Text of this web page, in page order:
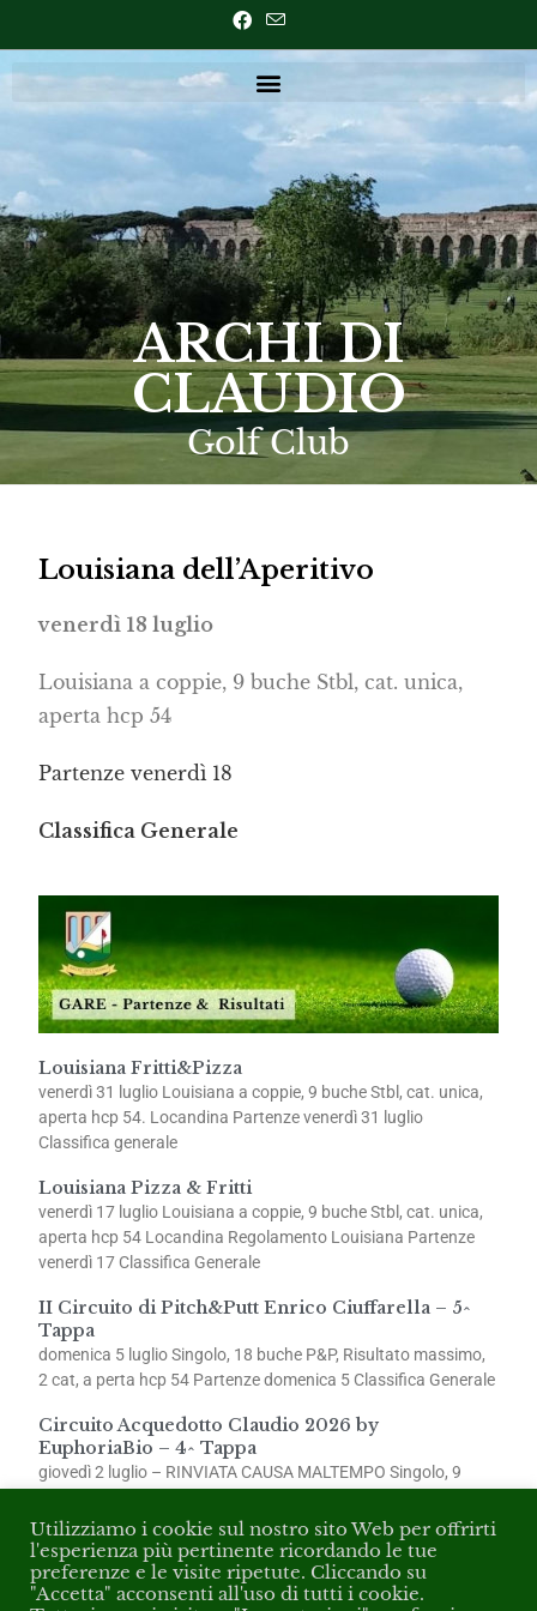
ARCHI DI
CLAUDIO
Golf Club
Louisiana dell’Aperitivo
venerdì 18 luglio
Louisiana a coppie, 9 buche Stbl, cat. unica,
aperta hcp 54
Partenze venerdì 18
Classifica Generale
Louisiana Fritti&Pizza
venerdì 31 luglio Louisiana a coppie, 9 buche Stbl, cat. unica,
aperta hcp 54. Locandina Partenze venerdì 31 luglio
Classifica generale
Louisiana Pizza & Fritti
venerdì 17 luglio Louisiana a coppie, 9 buche Stbl, cat. unica,
aperta hcp 54 Locandina Regolamento Louisiana Partenze
venerdì 17 Classifica Generale
II Circuito di Pitch&Putt Enrico Ciuffarella – 5^
Tappa
domenica 5 luglio Singolo, 18 buche P&P, Risultato massimo,
2 cat, a perta hcp 54 Partenze domenica 5 Classifica Generale
Circuito Acquedotto Claudio 2026 by
EuphoriaBio – 4^ Tappa
giovedì 2 luglio – RINVIATA CAUSA MALTEMPO Singolo, 9
Utilizziamo i cookie sul nostro sito Web per offrirti
l'esperienza più pertinente ricordando le tue
preferenze e le visite ripetute. Cliccando su
"Accetta" acconsenti all'uso di tutti i cookie.